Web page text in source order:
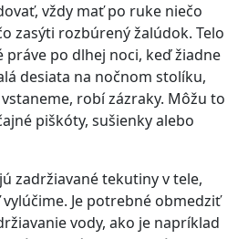
vždy mať po ruke niečo
zasýti rozbúrený žalúdok. Telo
práve po dlhej noci, keď žiadne
desiata na nočnom stolíku,
robí zázraky. Môžu to
piškóty, sušienky alebo
zadržiavané tekutiny v tele,
Je potrebné obmedziť
vody, ako je napríklad